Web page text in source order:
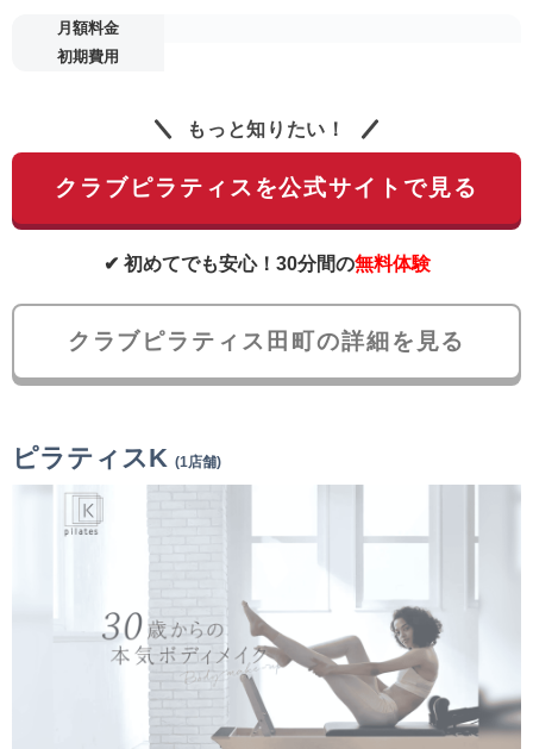
月額料金
初期費用
もっと知りたい！
クラブピラティスを公式サイトで見る
✔ 初めてでも安心！30分間の無料体験
クラブピラティス田町の詳細を見る
ピラティスK (1店舗)